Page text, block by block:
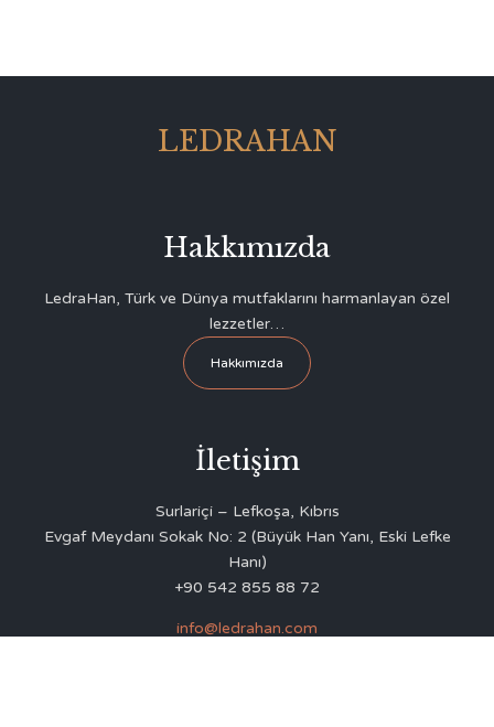
LEDRAHAN
Hakkımızda
LedraHan, Türk ve Dünya mutfaklarını harmanlayan özel
lezzetler…
Hakkımızda
İletişim
Surlariçi – Lefkoşa, Kıbrıs
Evgaf Meydanı Sokak No: 2 (Büyük Han Yanı, Eski Lefke
Hanı)
+90 542 855 88 72
info@ledrahan.com